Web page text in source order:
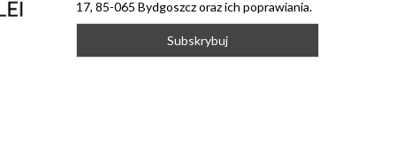
17, 85-065 Bydgoszcz oraz ich poprawiania.